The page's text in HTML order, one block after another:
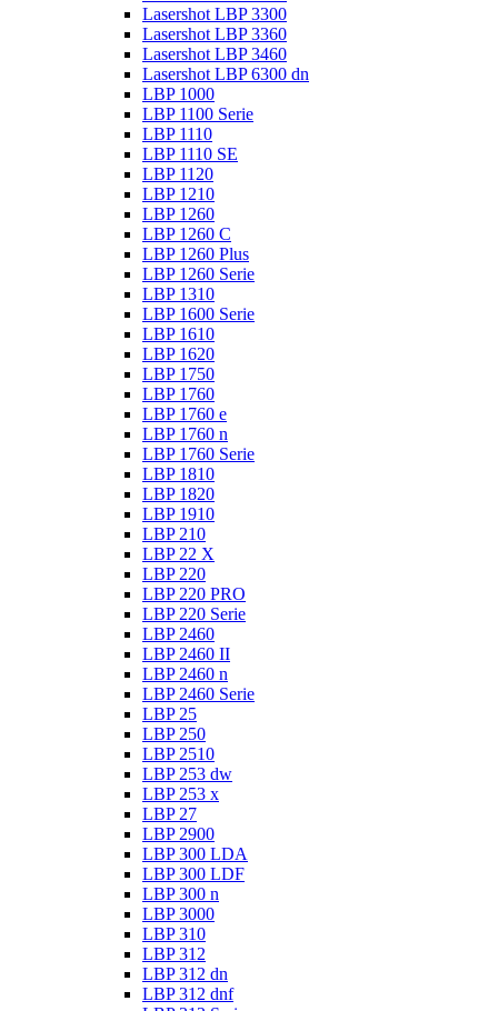
Lasershot LBP 3300
Lasershot LBP 3360
Lasershot LBP 3460
Lasershot LBP 6300 dn
LBP 1000
LBP 1100 Serie
LBP 1110
LBP 1110 SE
LBP 1120
LBP 1210
LBP 1260
LBP 1260 C
LBP 1260 Plus
LBP 1260 Serie
LBP 1310
LBP 1600 Serie
LBP 1610
LBP 1620
LBP 1750
LBP 1760
LBP 1760 e
LBP 1760 n
LBP 1760 Serie
LBP 1810
LBP 1820
LBP 1910
LBP 210
LBP 22 X
LBP 220
LBP 220 PRO
LBP 220 Serie
LBP 2460
LBP 2460 II
LBP 2460 n
LBP 2460 Serie
LBP 25
LBP 250
LBP 2510
LBP 253 dw
LBP 253 x
LBP 27
LBP 2900
LBP 300 LDA
LBP 300 LDF
LBP 300 n
LBP 3000
LBP 310
LBP 312
LBP 312 dn
LBP 312 dnf